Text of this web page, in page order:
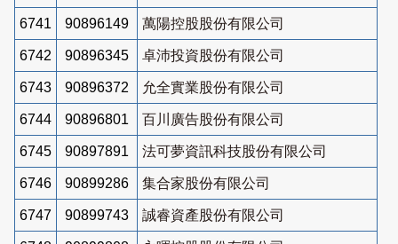
6741 90896149 萬陽控股股份有限公司
6742 90896345 卓沛投資股份有限公司
6743 90896372 允全實業股份有限公司
6744 90896801 百川廣告股份有限公司
6745 90897891 法可夢資訊科技股份有限公司
6746 90899286 集合家股份有限公司
6747 90899743 誠睿資產股份有限公司